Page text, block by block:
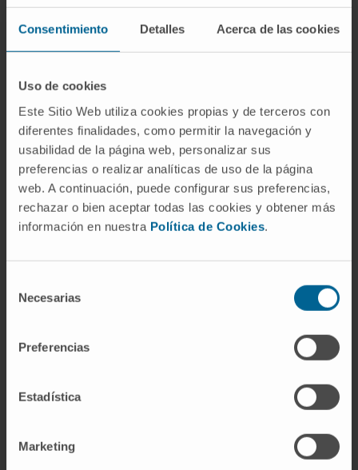
Consentimiento Detalles Acerca de las cookies
Uso de cookies
Este Sitio Web utiliza cookies propias y de terceros con
diferentes finalidades, como permitir la navegación y
usabilidad de la página web, personalizar sus
preferencias o realizar analíticas de uso de la página
web. A continuación, puede configurar sus preferencias,
rechazar o bien aceptar todas las cookies y obtener más
información en nuestra Política de Cookies.
Necesarias
Preferencias
Estadística
Marketing
Actividad
En docencia
Profesor Clínico Asociado de la Universidad
de Navarra, Facultad de Medicina desde el
año 2003.
En investigación
su especialidad.
revistas nacionales e internacionales de su
participado como moderador en diferentes
especialidad.